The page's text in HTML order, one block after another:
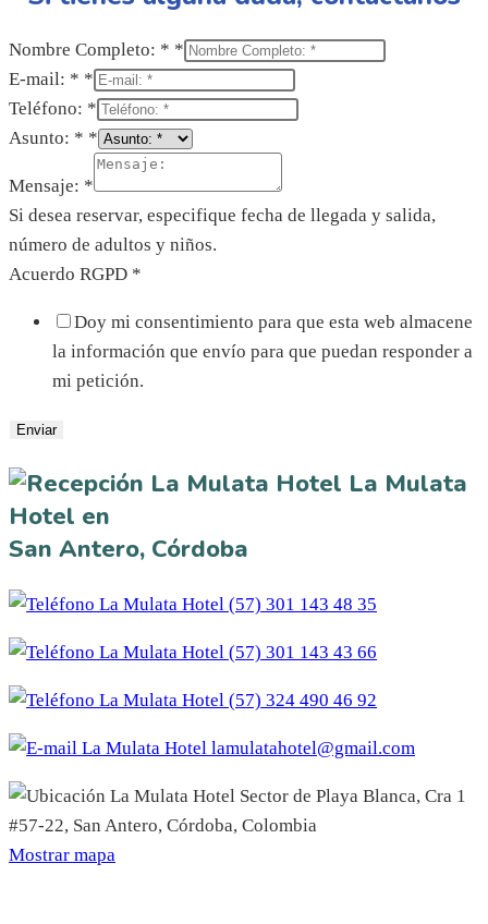
Nombre Completo: * *
E-mail: * *
Teléfono: *
Asunto: * *
Mensaje: *
Si desea reservar, especifique fecha de llegada y salida,
número de adultos y niños.
Acuerdo RGPD *
Doy mi consentimiento para que esta web almacene
la información que envío para que puedan responder a
mi petición.
Enviar
La Mulata
Hotel en
San Antero, Córdoba
(57) 301 143 48 35
(57) 301 143 43 66
(57) 324 490 46 92
lamulatahotel@gmail.com
Sector de Playa Blanca, Cra 1
#57-22, San Antero, Córdoba, Colombia
Mostrar mapa